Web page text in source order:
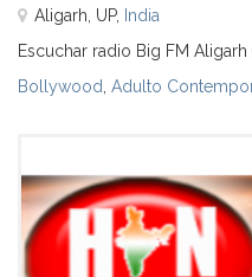
Aligarh, UP, India
Escuchar radio Big FM
Bollywood Adulto